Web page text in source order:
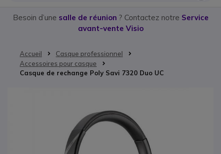
Besoin d’une salle de réunion ? Contactez notre Service
avant-vente Visio
Accueil
Casque professionnel
Accessoires pour casque
Casque de rechange Poly Savi 7320 Duo UC